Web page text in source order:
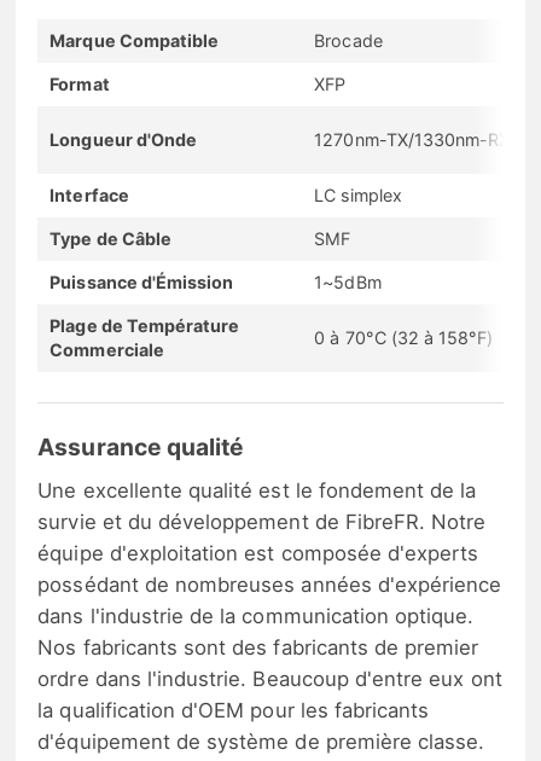
Marque Compatible Brocade
Format XFP
Longueur d'Onde 1270nm-TX/1330nm-RX
Interface LC simplex
Type de Câble SMF
Puissance d'Émission 1~5dBm
Plage de Température
Commerciale
0 à 70°C (32 à 158°F)
Assurance qualité
Une excellente qualité est le fondement de la
survie et du développement de FibreFR. Notre
équipe d'exploitation est composée d'experts
possédant de nombreuses années d'expérience
dans l'industrie de la communication optique.
Nos fabricants sont des fabricants de premier
ordre dans l'industrie. Beaucoup d'entre eux ont
la qualification d'OEM pour les fabricants
d'équipement de système de première classe.